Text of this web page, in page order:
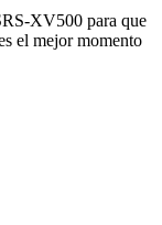
XV500 para que
el mejor momento